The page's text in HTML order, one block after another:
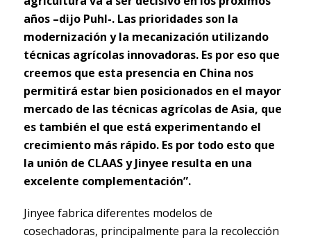
años –dijo Puhl-. Las prioridades son la
modernización y la mecanización utilizando
técnicas agrícolas innovadoras. Es por eso que
creemos que esta presencia en China nos
permitirá estar bien posicionados en el mayor
mercado de las técnicas agrícolas de Asia, que
es también el que está experimentando el
crecimiento más rápido. Es por todo esto que
la unión de CLAAS y Jinyee resulta en una
excelente complementación”.
Jinyee fabrica diferentes modelos de
cosechadoras, principalmente para la recolección